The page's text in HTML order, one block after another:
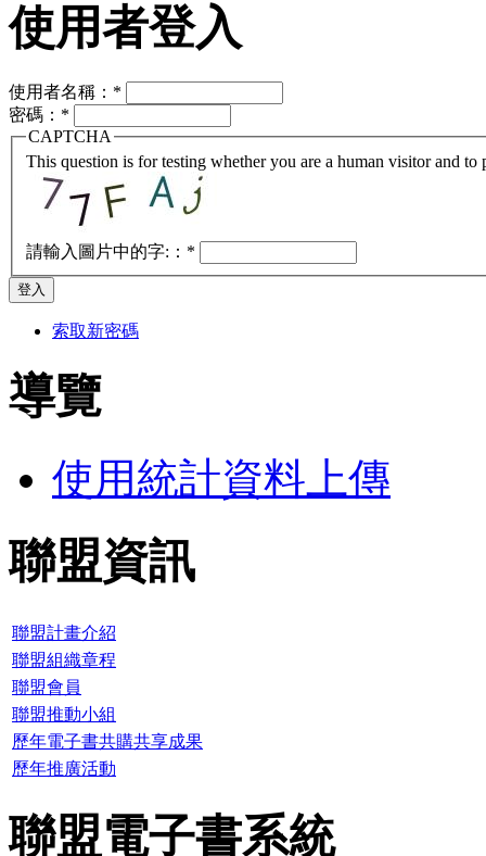
使用者登入
使用者名稱： *
密碼： *
CAPTCHA
This question is for testing whether you are a human visitor and to
請輸入圖片中的字:： *
索取新密碼
導覽
使用統計資料上傳
聯盟資訊
聯盟計畫介紹
聯盟組織章程
聯盟會員
聯盟推動小組
歷年電子書共購共享成果
歷年推廣活動
聯盟電子書系統